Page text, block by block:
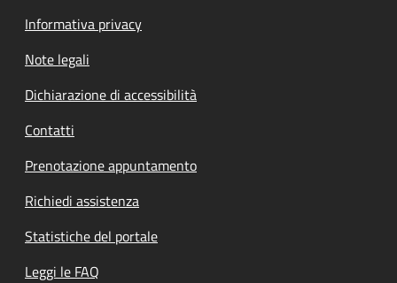
Informativa privacy
Note legali
Dichiarazione di accessibilità
Contatti
Prenotazione appuntamento
Richiedi assistenza
Statistiche del portale
Leggi le FAQ